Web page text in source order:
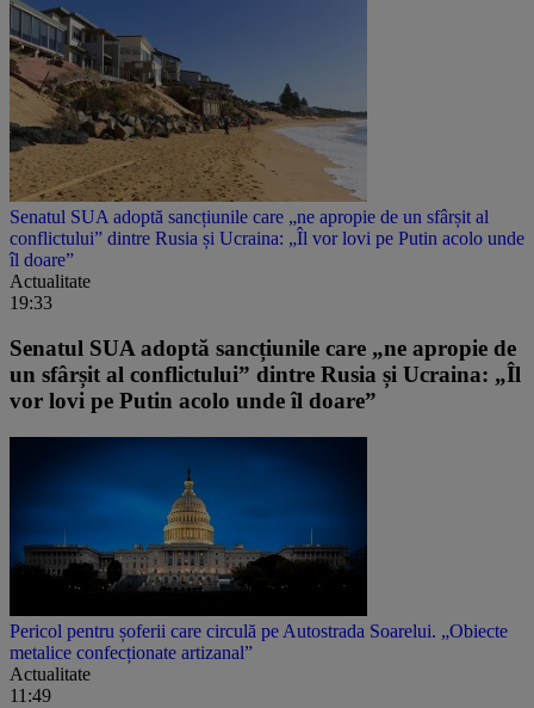
Senatul SUA adoptă sancțiunile care „ne apropie de un sfârșit al
conflictului” dintre Rusia și Ucraina: „Îl vor lovi pe Putin acolo unde
îl doare”
Actualitate
19:33
Senatul SUA adoptă sancțiunile care „ne apropie de
un sfârșit al conflictului” dintre Rusia și Ucraina: „Îl
vor lovi pe Putin acolo unde îl doare”
Pericol pentru șoferii care circulă pe Autostrada Soarelui. „Obiecte
metalice confecționate artizanal”
Actualitate
11:49